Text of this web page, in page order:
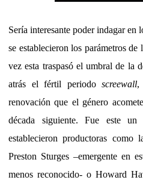
Sería interesante poder indagar en
se establecieron los parámetros de
vez esta traspasó el umbral de la
atrás el fértil periodo screewall,
renovación que el género
década siguiente. Fue este
establecieron productoras como
Preston Sturges –emergente en
menos reconocido- o Howard